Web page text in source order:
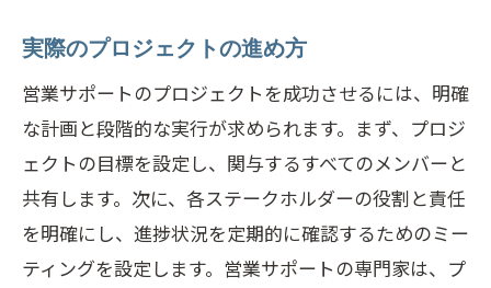
実際のプロジェクトの進め方
営業サポートのプロジェクトを成功させるには、明確
な計画と段階的な実行が求められます。まず、プロジ
ェクトの目標を設定し、関与するすべてのメンバーと
共有します。次に、各ステークホルダーの役割と責任
を明確にし、進捗状況を定期的に確認するためのミー
ティングを設定します。営業サポートの専門家は、プ